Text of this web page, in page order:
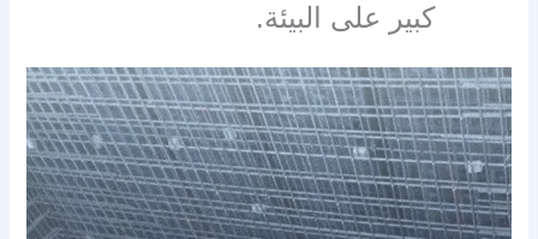
كبير على البيئة.